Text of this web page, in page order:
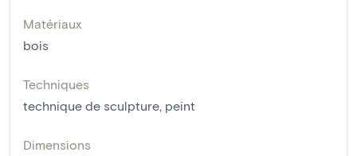
Matériaux
bois
Techniques
technique de sculpture, peint
Dimensions